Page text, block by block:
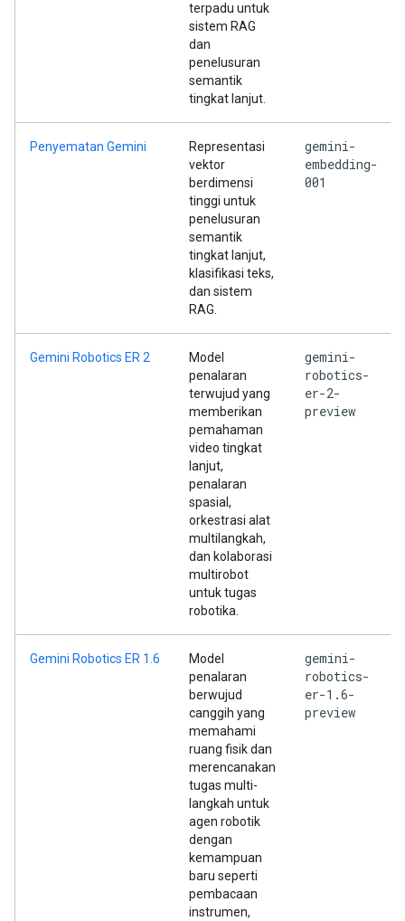
terpadu untuk
sistem RAG
dan
penelusuran
semantik
tingkat lanjut.
Penyematan Gemini
Representasi
vektor
berdimensi
tinggi untuk
penelusuran
semantik
tingkat lanjut,
klasifikasi teks,
dan sistem
RAG.
gemini-
embedding-
001
Gemini Robotics ER 2
Model
penalaran
terwujud yang
memberikan
pemahaman
video tingkat
lanjut,
penalaran
spasial,
orkestrasi alat
multilangkah,
dan kolaborasi
multirobot
untuk tugas
robotika.
gemini-
robotics-
er-2-
preview
Gemini Robotics ER 1.6
Model
penalaran
berwujud
canggih yang
memahami
ruang fisik dan
merencanakan
tugas multi-
langkah untuk
agen robotik
dengan
kemampuan
baru seperti
pembacaan
instrumen,
gemini-
robotics-
er-1.6-
preview